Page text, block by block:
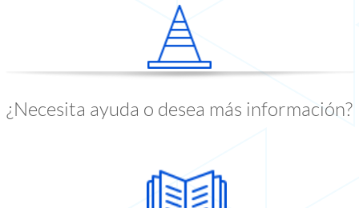
¿Necesita ayuda o desea más información?